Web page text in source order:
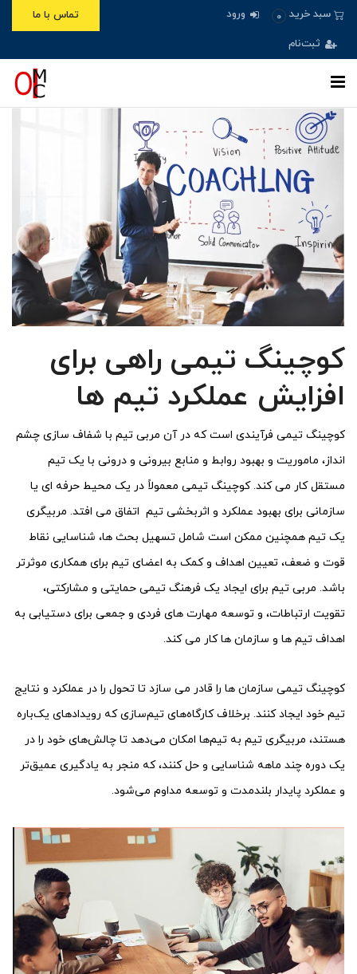
سبد خرید 0 ورود
ثبت‌نام
تماس با ما
کوچینگ تیمی راهی برای
افزایش عملکرد تیم ها
کوچینگ تیمی فرآیندی است که در آن مربی تیم با شفاف سازی چشم
انداز، ماموریت و بهبود روابط و منابع بیرونی و درونی با یک تیم
مستقل کار می کند. کوچینگ تیمی معمولاً در یک محیط حرفه ای یا
سازمانی برای بهبود عملکرد و اثربخشی تیم اتفاق می افتد. مربیگری
یک تیم همچنین ممکن است شامل تسهیل بحث ها، شناسایی نقاط
قوت و ضعف، تعیین اهداف و کمک به اعضای تیم برای همکاری موثرتر
باشد. مربی تیم برای ایجاد یک فرهنگ تیمی حمایتی و مشارکتی،
تقویت ارتباطات، و توسعه مهارت های فردی و جمعی برای دستیابی به
اهداف تیم ها و سازمان ها کار می کند.
کوچینگ تیمی سازمان ها را قادر می سازد تا تحول را در عملکرد و نتایج
تیم خود ایجاد کنند. برخلاف کارگاه‌های تیم‌سازی که رویدادهای یک‌باره
هستند، مربیگری تیم به تیم‌ها امکان می‌دهد تا چالش‌های خود را در
یک دوره چند ماهه شناسایی و حل کنند، که منجر به یادگیری عمیق‌تر
و عملکرد پایدار بلندمدت و توسعه مداوم می‌شود.